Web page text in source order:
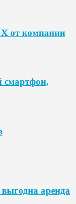
от компании
аренда